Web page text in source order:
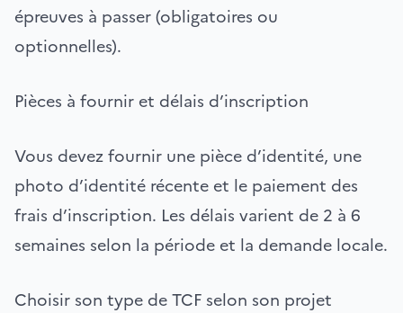
épreuves à passer (obligatoires ou
optionnelles).
Pièces à fournir et délais d’inscription
Vous devez fournir une pièce d’identité, une
photo d’identité récente et le paiement des
frais d’inscription. Les délais varient de 2 à 6
semaines selon la période et la demande locale.
Choisir son type de TCF selon son projet